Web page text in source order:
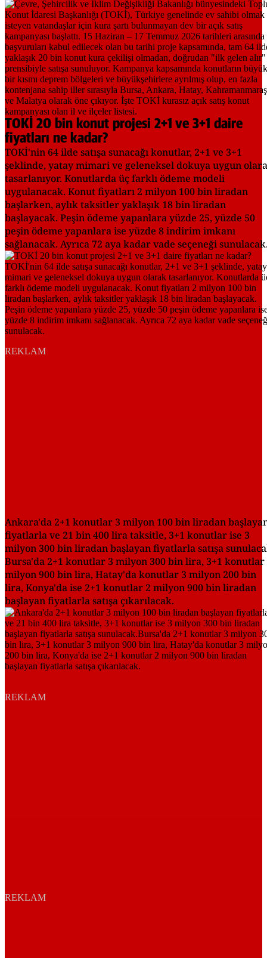
TOKİ 20 bin konut projesi 2+1 ve 3+1 daire
fiyatları ne kadar?
TOKİ'nin 64 ilde satışa sunacağı konutlar, 2+1 ve 3+1
şeklinde, yatay mimari ve geleneksel dokuya uygun
tasarlanıyor. Konutlarda üç farklı ödeme modeli
uygulanacak. Konut fiyatları 2 milyon 100 bin liradan
başlarken, aylık taksitler yaklaşık 18 bin liradan
başlayacak. Peşin ödeme yapanlara yüzde 25, yüzde 50
peşin ödeme yapanlara ise yüzde 8 indirim imkanı
sağlanacak. Ayrıca 72 aya kadar vade seçeneği
REKLAM
Ankara'da 2+1 konutlar 3 milyon 100 bin liradan
fiyatlarla ve 21 bin 400 lira taksitle, 3+1 konutlar ise 3
milyon 300 bin liradan başlayan fiyatlarla satışa
Bursa'da 2+1 konutlar 3 milyon 300 bin lira, 3+1 konutlar
milyon 900 bin lira, Hatay'da konutlar 3 milyon 200 bin
lira, Konya'da ise 2+1 konutlar 2 milyon 900 bin liradan
başlayan fiyatlarla satışa çıkarılacak.
REKLAM
REKLAM